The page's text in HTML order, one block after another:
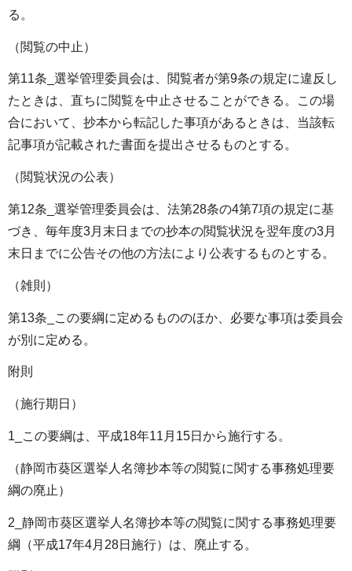
る。
（閲覧の中止）
第11条_選挙管理委員会は、閲覧者が第9条の規定に違反し
たときは、直ちに閲覧を中止させることができる。この場
合において、抄本から転記した事項があるときは、当該転
記事項が記載された書面を提出させるものとする。
（閲覧状況の公表）
第12条_選挙管理委員会は、法第28条の4第7項の規定に基
づき、毎年度3月末日までの抄本の閲覧状況を翌年度の3月
末日までに公告その他の方法により公表するものとする。
（雑則）
第13条_この要綱に定めるもののほか、必要な事項は委員会
が別に定める。
附則
（施行期日）
1_この要綱は、平成18年11月15日から施行する。
（静岡市葵区選挙人名簿抄本等の閲覧に関する事務処理要
綱の廃止）
2_静岡市葵区選挙人名簿抄本等の閲覧に関する事務処理要
綱（平成17年4月28日施行）は、廃止する。